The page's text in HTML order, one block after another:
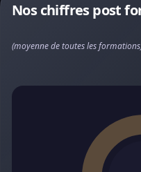
Nos chiffres post
(moyenne de toutes les